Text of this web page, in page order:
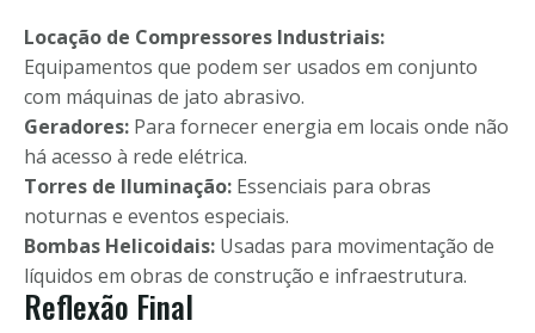
Locação de Compressores Industriais:
Equipamentos que podem ser usados em conjunto
com máquinas de jato abrasivo.
Geradores: Para fornecer energia em locais onde não
há acesso à rede elétrica.
Torres de Iluminação: Essenciais para obras
noturnas e eventos especiais.
Bombas Helicoidais: Usadas para movimentação de
líquidos em obras de construção e infraestrutura.
Reflexão Final